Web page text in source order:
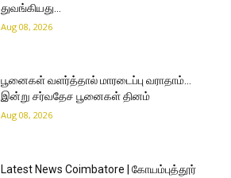
துவங்கியது…
Aug 08, 2026
பூனைகள் வளர்த்தால் மாரடைப்பு வராதாம்…
இன்று சர்வதேச பூனைகள் தினம்
Aug 08, 2026
Latest News Coimbatore | கோயம்புத்தூர்